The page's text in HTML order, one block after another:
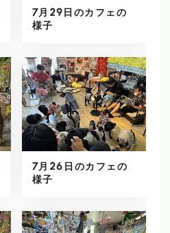
7月29日のカフェの
様子
7月26日のカフェの
様子